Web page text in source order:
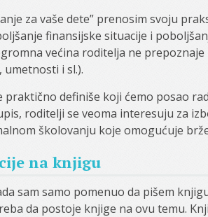
za vaše dete” prenosim svoju
finansijske situacije i
većina roditelja ne
i sl.).
praktično definiše koji ćemo posao
roditelji se veoma interesuju za
školovanju koje omogućuje
na knjigu
sam samo pomenuo da pišem
da postoje knjige na ovu temu.